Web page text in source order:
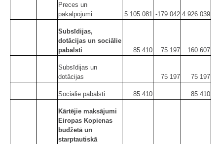
Preces un
pakalpojumi
5 105 081 -179 042 4 926 039
Subsīdijas,
dotācijas un sociālie
pabalsti
85 410 75 197 160 607
Subsīdijas un
dotācijas
75 197 75 197
Sociālie pabalsti 85 410 85 410
Kārtējie maksājumi
Eiropas Kopienas
budžetā un
starptautiskā